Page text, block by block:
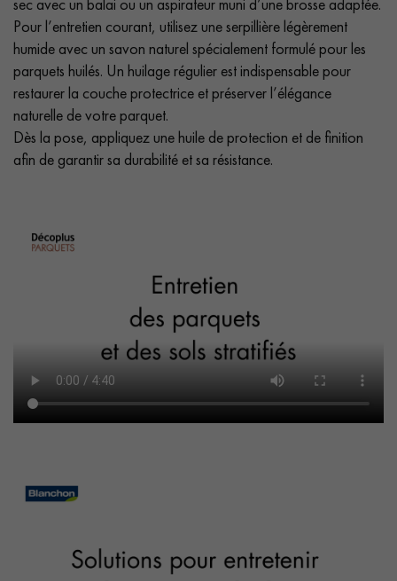
Pour l’entretien courant, utilisez une serpillière légèrement
humide avec un savon naturel spécialement formulé pour les
parquets huilés. Un huilage régulier est indispensable pour
restaurer la couche protectrice et préserver l’élégance
naturelle de votre parquet.
Dès la pose, appliquez une huile de protection et de finition
afin de garantir sa durabilité et sa résistance.